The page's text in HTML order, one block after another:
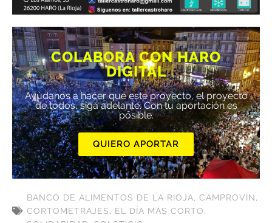
COLABORA CON HARO
DIGITAL
Ayúdanos a hacer que este proyecto, el proyecto
de todos, siga adelante. Con tu aportación es
posible.
QUIERO APORTAR
BANCO DE ALIMENTOS DE LA RIOJA, CAMPROVÍN,
CORTOMETRAJES, EL DÍA MÁS CORTO,